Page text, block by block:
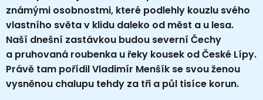
známými osobnostmi, které podlehly kouzlu svého
vlastního světa v klidu daleko od měst a u lesa.
Naší dnešní zastávkou budou severní Čechy
a pruhovaná roubenka u řeky kousek od České Lípy.
Právě tam pořídil Vladimír Menšík se svou ženou
vysněnou chalupu tehdy za tři a půl tisíce korun.